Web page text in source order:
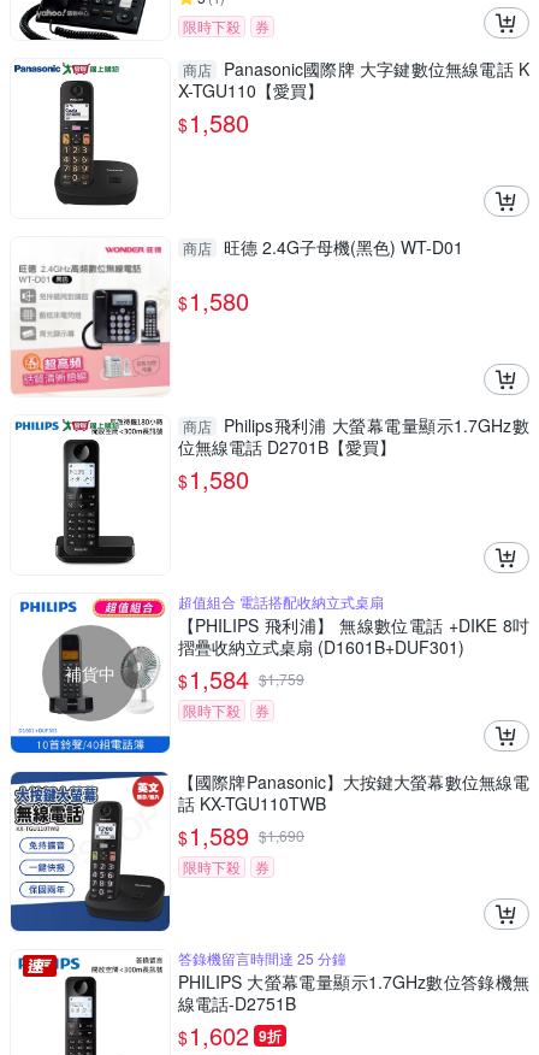
限時下殺 券
商店
Panasonic國際牌 大字鍵數位無線電話 K
X-TGU110【愛買】
$1,580
商店 旺德 2.4G子母機(黑色) WT-D01
$1,580
商店
Philips飛利浦 大螢幕電量顯示1.7GHz數
位無線電話 D2701B【愛買】
$1,580
補貨中
超值組合 電話搭配收納立式桌扇
【PHILIPS 飛利浦】 無線數位電話 +DIKE 8吋
摺疊收納立式桌扇 (D1601B+DUF301)
$1,584 $1,759
限時下殺
券
【國際牌Panasonic】大按鍵大螢幕數位無線電
話 KX-TGU110TWB
$1,589 $1,690
限時下殺
券
答錄機留言時間達 25 分鐘
PHILIPS 大螢幕電量顯示1.7GHz數位答錄機無
線電話-D2751B
$1,602 9折